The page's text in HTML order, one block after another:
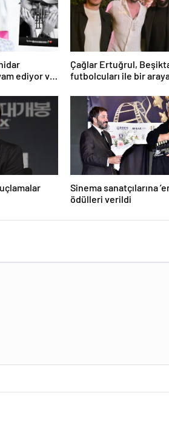
ediyor ve
Çağlar Ertuğrul,
futbolcuları ile bir
Sinema sanatçılarına
ödülleri verildi